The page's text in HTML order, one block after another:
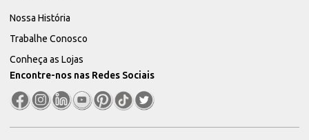
Nossa História
Trabalhe Conosco
Conheça as Lojas
Encontre-nos nas Redes Sociais